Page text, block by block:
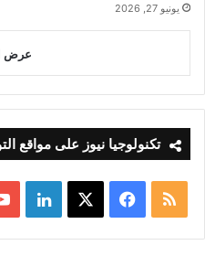
يونيو 27, 2026
عرض
تكنولوجيا نيوز على مواقع
ملخص
الموقع
فيسبوك